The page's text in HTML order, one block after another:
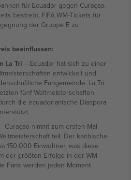
für Ecuador gegen Curaçao.
bestrebt, FIFA WM-Tickets für
der Gruppe E zu
beeinflussen:
La Tri – Ecuador hat sich zu einer
entwickelt und
Fangemeinde. La Tri
fünf Weltmeisterschaften
die ecuadorianische Diaspora
Curaçao nimmt zum ersten Mal
teil. Der karibische
150.000 Einwohner, was diese
der größten Erfolge in der WM-
Fans werden jeden Moment